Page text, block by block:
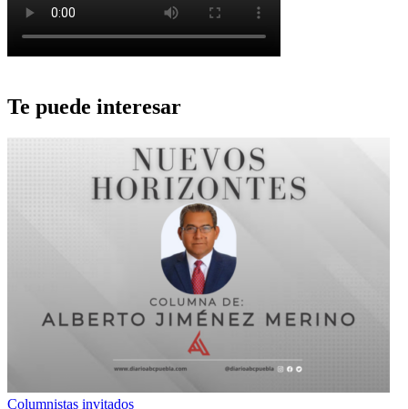
Te puede interesar
Columnistas invitados